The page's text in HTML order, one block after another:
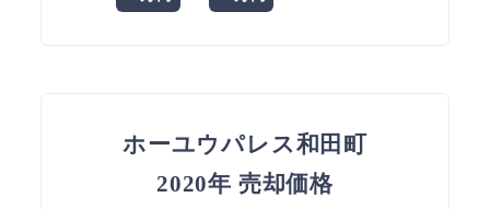
ホーユウパレス和田町
2020年 売却価格